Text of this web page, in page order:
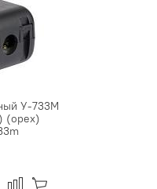
У-733М
(орех)